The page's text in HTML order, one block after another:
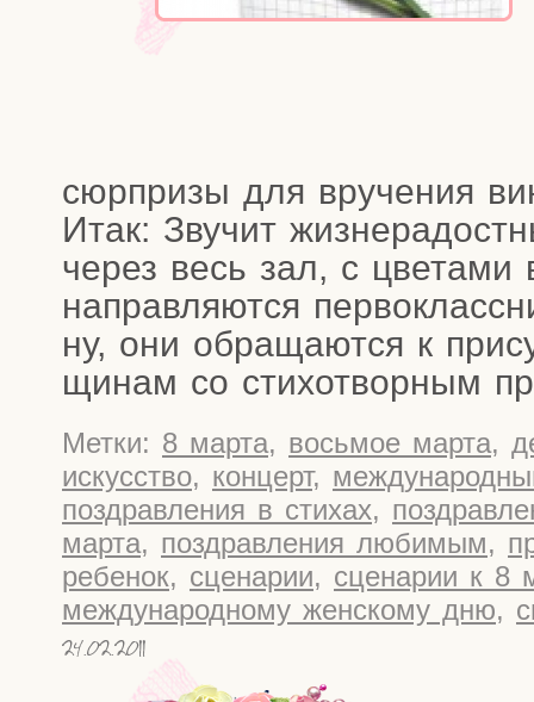
сюр­при­зы для вру­че­ния
Итак: Зву­чит
через весь зал, с
направ­ля­ют­ся
ну, они обра­ща­ют­ся к
щи­нам со сти­хо­твор­ным
Метки: 8 марта, восьмое марта,
искусство, концерт,
поздравления в стихах,
марта, поздравления любимым,
ребенок, сценарии, сценарии к 8
международному женскому дню,
24.02.2011